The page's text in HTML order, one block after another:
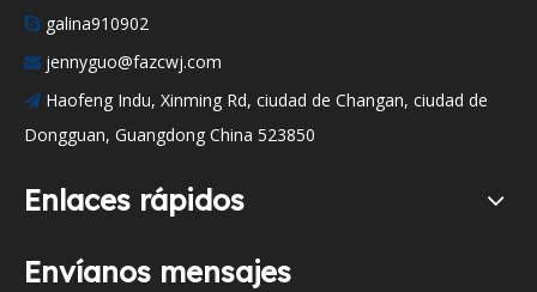
 galina910902
 jennyguo@fazcwj.com
 Haofeng Indu, Xinming Rd, ciudad de Changan, ciudad de
Dongguan, Guangdong China 523850
Enlaces rápidos
Envíanos mensajes